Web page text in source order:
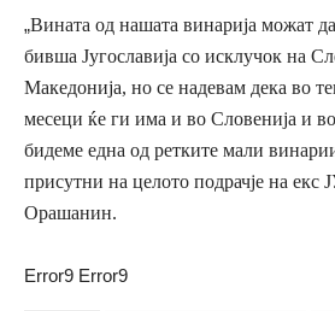
„Вината од нашата винарија можат
бивша Југославија со исклучок на
Македонија, но се надевам дека во
месеци ќе ги има и во Словенија и
бидеме една од ретките мали
присутни на целото подрачје на екс
Орашанин.
Error9 Error9